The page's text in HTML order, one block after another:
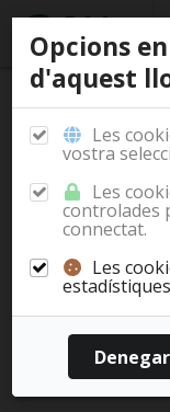
Inici / Documentació
SP-
Software
Llegir
Opcions
d'aquest
Les
vostra
Les
controlades
connectat.
Les